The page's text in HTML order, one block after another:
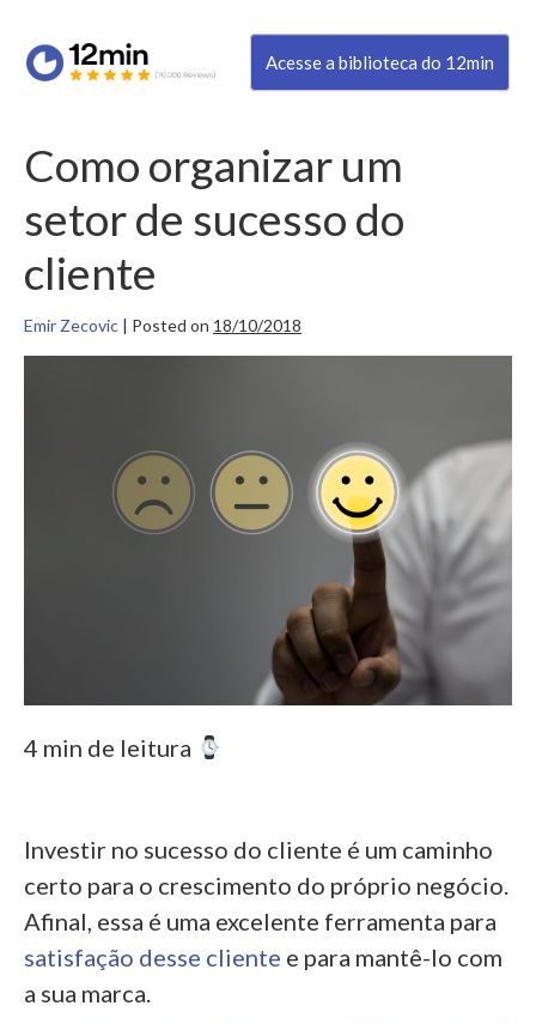
Acesse a biblioteca do 12min
Como organizar um
setor de sucesso do
cliente
Emir Zecovic | Posted on 18/10/2018
4 min de leitura
Investir no sucesso do cliente é um caminho
certo para o crescimento do próprio negócio.
Afinal, essa é uma excelente ferramenta para
satisfação desse cliente e para mantê-lo com
a sua marca.